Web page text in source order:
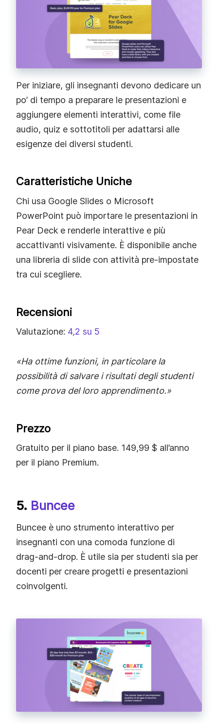
Per iniziare, gli insegnanti devono dedicare un
po’ di tempo a preparare le presentazioni e
aggiungere elementi interattivi, come file
audio, quiz e sottotitoli per adattarsi alle
esigenze dei diversi studenti.
Caratteristiche Uniche
Chi usa Google Slides o Microsoft
PowerPoint può importare le presentazioni in
Pear Deck e renderle interattive e più
accattivanti visivamente. È disponibile anche
una libreria di slide con attività pre‑impostate
tra cui scegliere.
Recensioni
Valutazione: 4,2 su 5
«Ha ottime funzioni, in particolare la
possibilità di salvare i risultati degli studenti
come prova del loro apprendimento.»
Prezzo
Gratuito per il piano base. 149,99 $ all’anno
per il piano Premium.
5. Buncee
Buncee è uno strumento interattivo per
insegnanti con una comoda funzione di
drag‑and‑drop. È utile sia per studenti sia per
docenti per creare progetti e presentazioni
coinvolgenti.